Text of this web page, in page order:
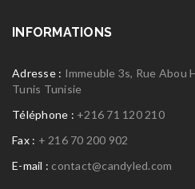
INFORMATIONS
Adresse : Immeuble 3s, Rue Abou
Tunis Tunisie
Téléphone : +216 71 120 210
Fax : + 216 70 200 902
E-mail : contact@candyled.com